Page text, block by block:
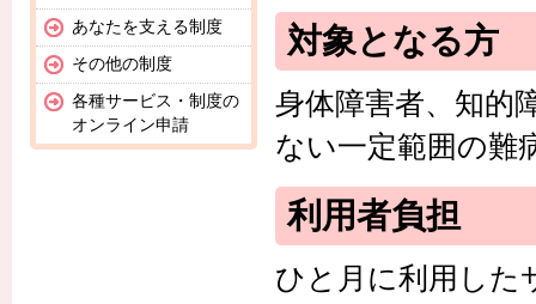
対象となる方
身体障害者、知的
ない一定範囲の難
利用者負担
ひと月に利用した
あなたを支える制度
その他の制度
各種サービス・制度の
オンライン申請